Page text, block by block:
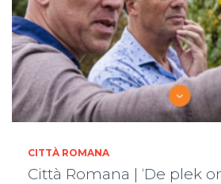
CITTÀ ROMANA
Città Romana | ‘De plek